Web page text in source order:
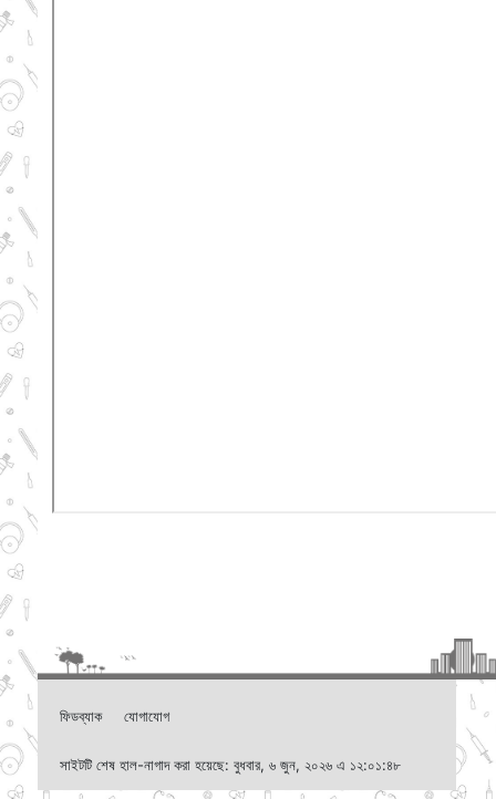
ফিডব্যাক যোগাযোগ
সাইটটি শেষ হাল-নাগাদ করা হয়েছে: বুধবার, ৬ জুন, ২০২৬ এ ১২:০১:৪৮